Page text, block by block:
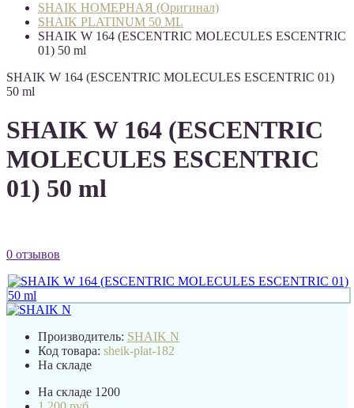
SHAIK НОМЕРНАЯ (Оригинал)
SHAIK PLATINUM 50 ML
SHAIK W 164 (ESCENTRIC MOLECULES ESCENTRIC
01) 50 ml
SHAIK W 164 (ESCENTRIC MOLECULES ESCENTRIC 01)
50 ml
SHAIK W 164 (ESCENTRIC
MOLECULES ESCENTRIC
01) 50 ml
0 отзывов
Производитель: SHAIK N
Код товара: sheik-plat-182
На складе
На складе 1200